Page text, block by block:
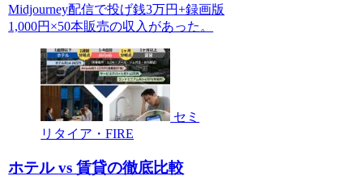
Midjourney配信で投げ銭3万円+録画版
1,000円×50本販売の収入があった。
セミ
リタイア・FIRE
ホテル vs 賃貸の徹底比較